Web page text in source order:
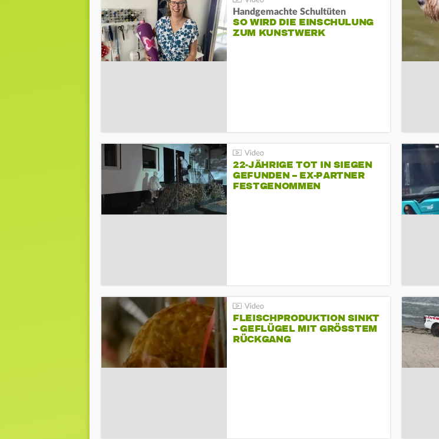
Handgemachte Schultüten
SO WIRD DIE EINSCHULUNG
ZUM KUNSTWERK
22-JÄHRIGE TOT IN SIEGEN
GEFUNDEN – EX-PARTNER
FESTGENOMMEN
FLEISCHPRODUKTION SINKT
– GEFLÜGEL MIT GRÖSSTEM R
ÜCKGANG